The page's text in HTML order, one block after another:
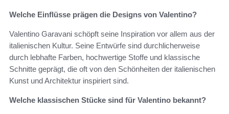
Welche Einflüsse prägen die Designs von Valentino?
Valentino Garavani schöpft seine Inspiration vor allem aus der
italienischen Kultur. Seine Entwürfe sind durchlicherweise
durch lebhafte Farben, hochwertige Stoffe und klassische
Schnitte geprägt, die oft von den Schönheiten der italienischen
Kunst und Architektur inspiriert sind.
Welche klassischen Stücke sind für Valentino bekannt?